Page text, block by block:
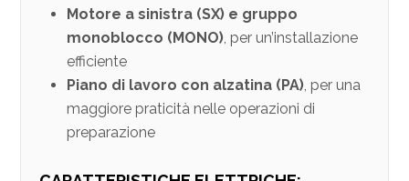
Motore a sinistra (SX) e gruppo
monoblocco (MONO) , per un’installazione
efficiente
Piano di lavoro con alzatina (PA) , per una
maggiore praticità nelle operazioni di
preparazione